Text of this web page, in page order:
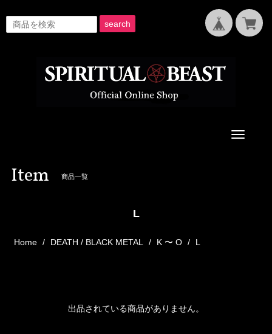
search
Toggle
Item 商品一覧
L
Home DEATH / BLACK METAL K 〜 O L
出品されている商品がありません。